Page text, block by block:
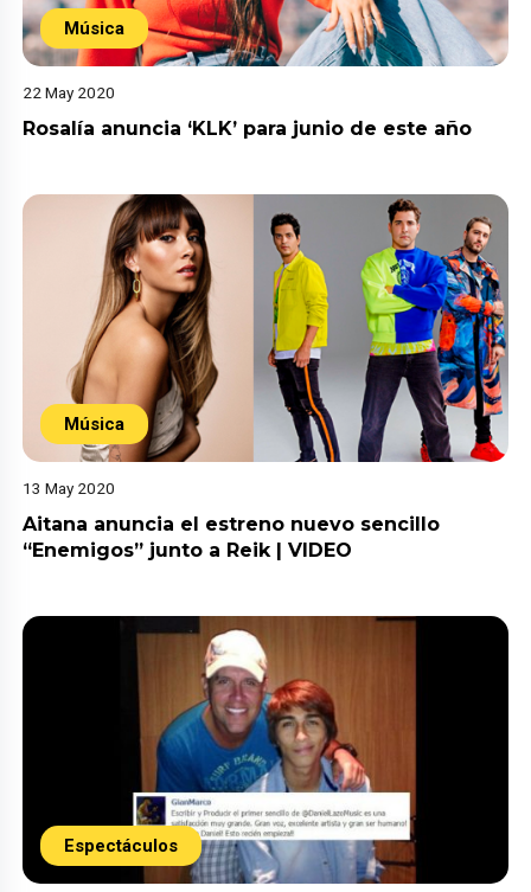
Música
22 May 2020
Rosalía anuncia ‘KLK’ para junio de este año
Música
13 May 2020
Aitana anuncia el estreno nuevo sencillo
“Enemigos” junto a Reik | VIDEO
Espectáculos